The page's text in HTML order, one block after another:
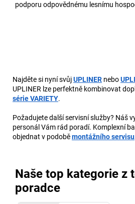
podporu odpovědnému lesnímu
Najděte si nyní svůjUPLINER nebo
UPLINER lze perfektně kombinovat
série VARIETY.
Požadujete další servisní služby? Náš
personál Vám rád poradí. Komplexní
objednat v podoběmontážního servisu
Naše top kategorie z
poradce